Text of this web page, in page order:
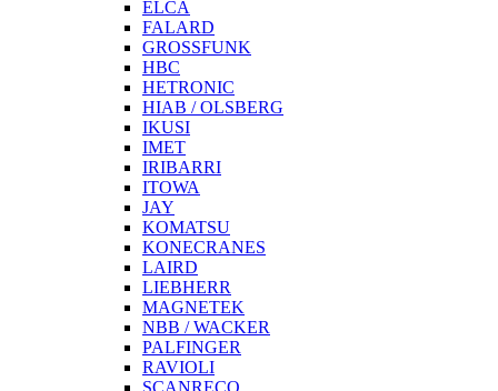
ELCA
FALARD
GROSSFUNK
HBC
HETRONIC
HIAB / OLSBERG
IKUSI
IMET
IRIBARRI
ITOWA
JAY
KOMATSU
KONECRANES
LAIRD
LIEBHERR
MAGNETEK
NBB / WACKER
PALFINGER
RAVIOLI
SCANRECO